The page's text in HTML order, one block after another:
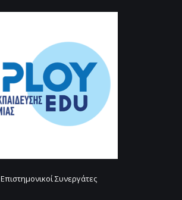
Επιστημονικοί Συνεργάτες